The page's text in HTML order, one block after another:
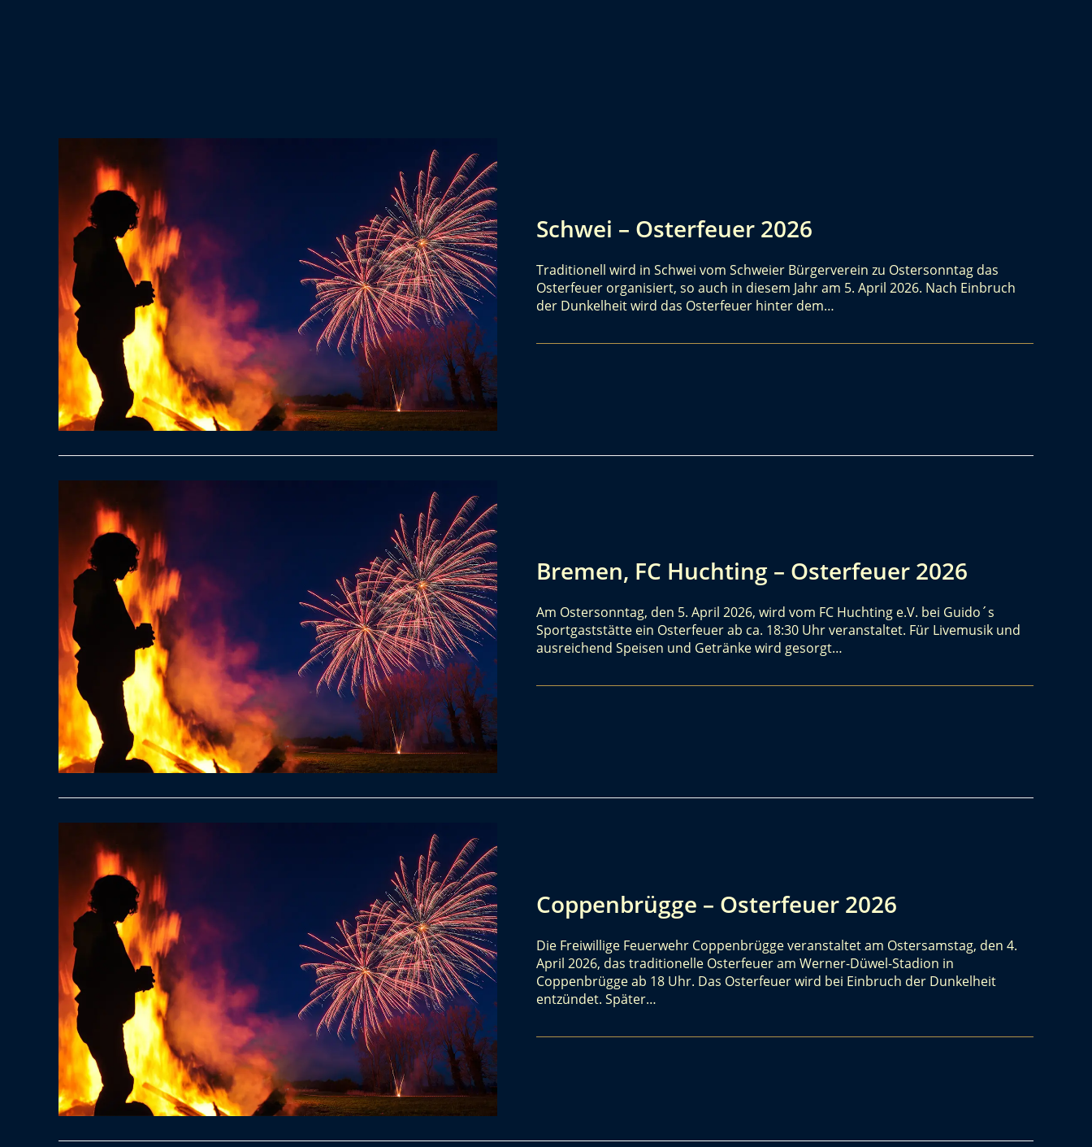
Schwei – Osterfeuer 2026
Traditionell wird in Schwei vom Schweier Bürgerverein zu Ostersonntag das
Osterfeuer organisiert, so auch in diesem Jahr am 5. April 2026. Nach Einbruch
der Dunkelheit wird das Osterfeuer hinter dem…
Bremen, FC Huchting – Osterfeuer 2026
Am Ostersonntag, den 5. April 2026, wird vom FC Huchting e.V. bei Guido´s
Sportgaststätte ein Osterfeuer ab ca. 18:30 Uhr veranstaltet. Für Livemusik und
ausreichend Speisen und Getränke wird gesorgt…
Coppenbrügge – Osterfeuer 2026
Die Freiwillige Feuerwehr Coppenbrügge veranstaltet am Ostersamstag, den 4.
April 2026, das traditionelle Osterfeuer am Werner-Düwel-Stadion in
Coppenbrügge ab 18 Uhr. Das Osterfeuer wird bei Einbruch der Dunkelheit
entzündet. Später…